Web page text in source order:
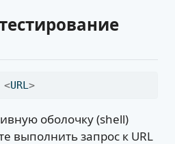
<URL>
оболочку (shell)
выполнить запрос к URL